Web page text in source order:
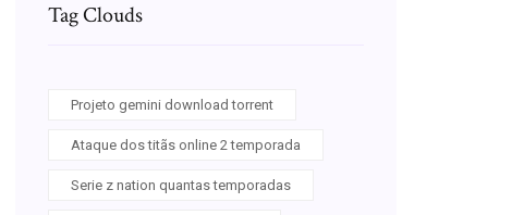
Tag Clouds
Projeto gemini download torrent
Ataque dos titãs online 2 temporada
Serie z nation quantas temporadas